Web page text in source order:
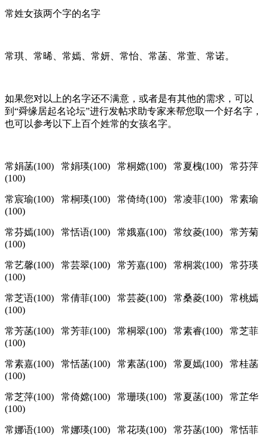
常姓女孩两个字的名字
常琪、常晞、常嫣、常妍、常怡、常菡、常萱、常诺。
如果您对以上的名字还不满意，或者是有其他的需求，可以
到“舜缘居起名论坛”进行发帖求助专家来帮您取一个好名字，
也可以参考以下上百个姓常的女孩名字。
常娟菡(100) 常娟瑛(100) 常桐嫦(100) 常夏槐(100) 常芬萍
(100)
常宸瑜(100) 常桐瑛(100) 常倚绮(100) 常凌菲(100) 常素瑜
(100)
常芬嫣(100) 常恬语(100) 常娥嘉(100) 常纹菱(100) 常芳菊
(100)
常艺馨(100) 常芸翠(100) 常芳嘉(100) 常桐裳(100) 常芬瑛
(100)
常芝语(100) 常倩菲(100) 常芸菱(100) 常桑菱(100) 常桃嫣
(100)
常芳菡(100) 常芳菲(100) 常桐翠(100) 常素睿(100) 常芝菲
(100)
常素嘉(100) 常恬菡(100) 常素菡(100) 常夏嫣(100) 常桂菡
(100)
常芝萍(100) 常倚嫦(100) 常珊瑛(100) 常夏菡(100) 常芷华
(100)
常娜语(100) 常娜瑛(100) 常花瑛(100) 常芬菡(100) 常恬菲